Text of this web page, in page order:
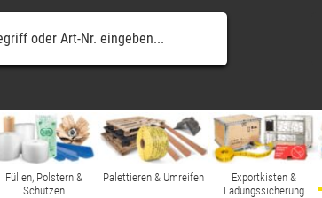
Füllen, Polstern &
Schützen
Palettieren & Umreifen
Exportkisten &
Ladungssicherung